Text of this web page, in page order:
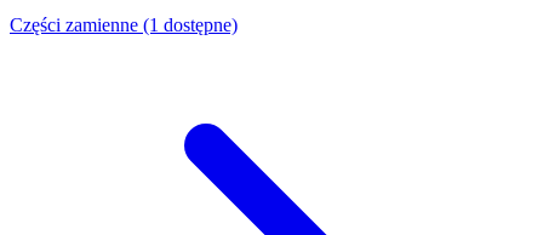
Części zamienne (1 dostępne)